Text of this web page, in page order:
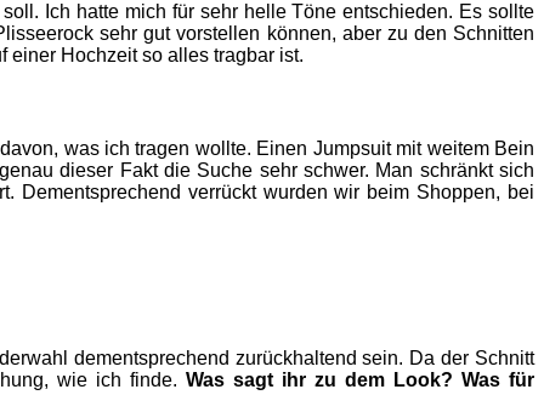
Ich hatte mich für sehr helle Töne entschieden. Es sollte
sehr gut vorstellen können, aber zu den Schnitten
einer Hochzeit so alles tragbar ist.
was ich tragen wollte. Einen Jumpsuit mit weitem Bein
dieser Fakt die Suche sehr schwer. Man schränkt sich
Dementsprechend verrückt wurden wir beim Shoppen, bei
dementsprechend zurückhaltend sein. Da der Schnitt
wie ich finde. Was sagt ihr zu dem Look? Was für